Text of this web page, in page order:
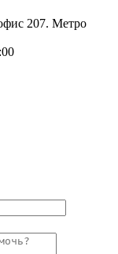
207. Метро